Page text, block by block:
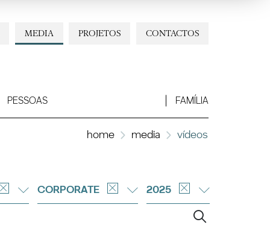
CONTACTOS
PROJETOS
MEDIA
PESSOAS FAMÍLIA
home media vídeos
CORPORATE 2025